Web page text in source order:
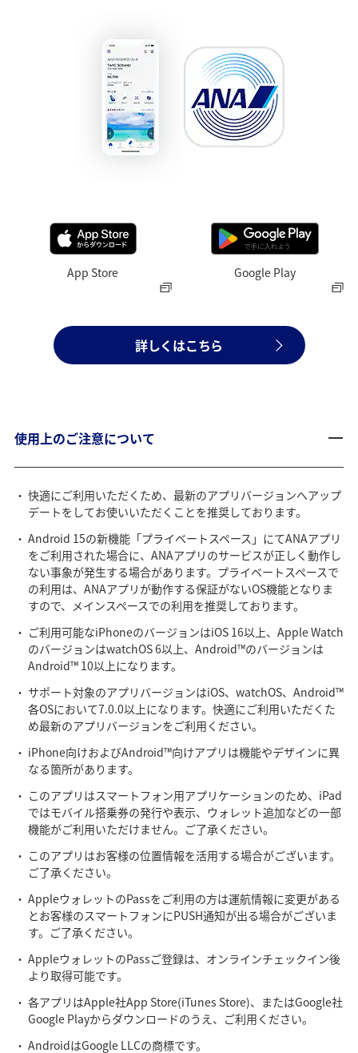
App Store Google Play
詳しくはこちら
使用上のご注意について
快適にご利用いただくため、最新のアプリバージョンへアップ
デートをしてお使いいただくことを推奨しております。
Android 15の新機能「プライベートスペース」にてANAアプリ
をご利用された場合に、ANAアプリのサービスが正しく動作し
ない事象が発生する場合があります。プライベートスペースで
の利用は、ANAアプリが動作する保証がないOS機能となりま
すので、メインスペースでの利用を推奨しております。
ご利用可能なiPhoneのバージョンはiOS 16以上、Apple Watch
のバージョンはwatchOS 6以上、Android™のバージョンは
Android™ 10以上になります。
サポート対象のアプリバージョンはiOS、watchOS、Android™
各OSにおいて7.0.0以上になります。快適にご利用いただくた
め最新のアプリバージョンをご利用ください。
iPhone向けおよびAndroid™向けアプリは機能やデザインに異
なる箇所があります。
このアプリはスマートフォン用アプリケーションのため、iPad
ではモバイル搭乗券の発行や表示、ウォレット追加などの一部
機能がご利用いただけません。ご了承ください。
このアプリはお客様の位置情報を活用する場合がございます。
ご了承ください。
AppleウォレットのPassをご利用の方は運航情報に変更がある
とお客様のスマートフォンにPUSH通知が出る場合がございま
す。ご了承ください。
AppleウォレットのPassご登録は、オンラインチェックイン後
より取得可能です。
各アプリはApple社App Store(iTunes Store)、またはGoogle社
Google Playからダウンロードのうえ、ご利用ください。
AndroidはGoogle LLCの商標です。